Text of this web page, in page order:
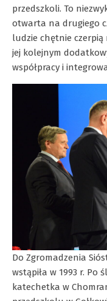
przedszkoli. To
otwarta na drugiego
ludzie chętnie czerpią
jej kolejnym
współpracy i
Do Zgromadzenia
wstąpiła w 1993 r. Po
katechetka w